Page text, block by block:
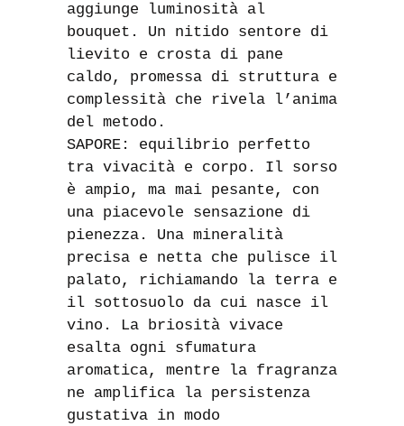
aggiunge luminosità al
bouquet. Un nitido sentore di
lievito e crosta di pane
caldo, promessa di struttura e
complessità che rivela l’anima
del metodo.
SAPORE: equilibrio perfetto
tra vivacità e corpo. Il sorso
è ampio, ma mai pesante, con
una piacevole sensazione di
pienezza. Una mineralità
precisa e netta che pulisce il
palato, richiamando la terra e
il sottosuolo da cui nasce il
vino. La briosità vivace
esalta ogni sfumatura
aromatica, mentre la fragranza
ne amplifica la persistenza
gustativa in modo